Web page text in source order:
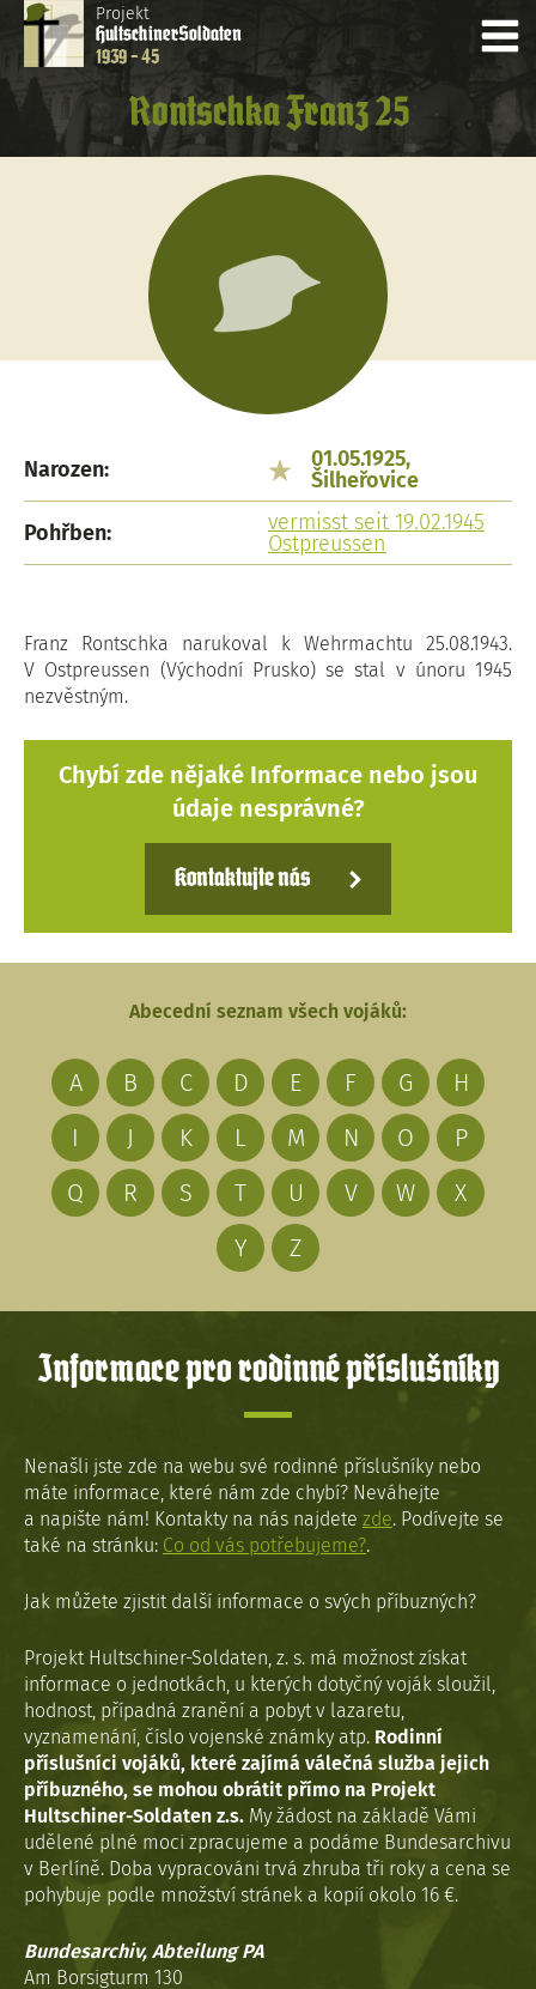
Projekt
HultschinerSoldaten
1939 - 45
Rontschka Franz 25
Narozen:
01.05.1925,
Šilheřovice
Pohřben:
vermisst seit 19.02.1945
Ostpreussen
Franz Rontschka narukoval k Wehrmachtu 25.08.1943.
V Ostpreussen (Východní Prusko) se stal v únoru 1945
nezvěstným.
Chybí zde nějaké Informace nebo jsou
údaje nesprávné?
Kontaktujte nás
Abecední seznam všech vojáků:
A B C D E F G
H
I
J K L M N O
P
Q
R S T U V W
X
Y
Z
Informace pro rodinné příslušníky
Nenašli jste zde na webu své rodinné příslušníky nebo
máte informace, které nám zde chybí? Neváhejte
a napište nám! Kontakty na nás najdete zde. Podívejte se
také na stránku: Co od vás potřebujeme?.
Jak můžete zjistit další informace o svých příbuzných?
Projekt Hultschiner-Soldaten, z. s. má možnost získat
informace o jednotkách, u kterých dotyčný voják sloužil,
hodnost, případná zranění a pobyt v lazaretu,
vyznamenání, číslo vojenské známky atp. Rodinní
příslušníci vojáků, které zajímá válečná služba jejich
příbuzného, se mohou obrátit přímo na Projekt
Hultschiner-Soldaten z.s. My žádost na základě Vámi
udělené plné moci zpracujeme a podáme Bundesarchivu
v Berlíně. Doba vypracováni trvá zhruba tři roky a cena se
pohybuje podle množství stránek a kopií okolo 16 €.
Bundesarchiv, Abteilung PA
Am Borsigturm 130